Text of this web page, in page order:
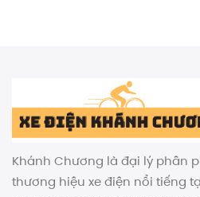
Khánh Chương là đại lý phân
thương hiệu xe điện nổi tiếng